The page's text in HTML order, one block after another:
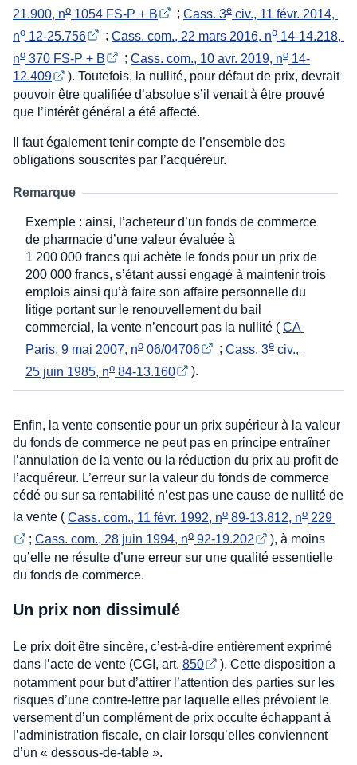
21.900, no 1054 FS-P + B ; Cass. 3e civ., 11 févr. 2014,
no 12-25.756 ; Cass. com., 22 mars 2016, no 14-14.218,
no 370 FS-P + B ; Cass. com., 10 avr. 2019, no 14-
12.409
). Toutefois, la nullité, pour défaut de prix, devrait
pouvoir être qualifiée d’absolue s’il venait à être prouvé
que l’intérêt général a été affecté.
Il faut également tenir compte de l’ensemble des
obligations souscrites par l’acquéreur.
Remarque
Exemple : ainsi, l’acheteur d’un fonds de commerce
de pharmacie d’une valeur évaluée à
1 200 000 francs qui achète le fonds pour un prix de
200 000 francs, s’étant aussi engagé à maintenir trois
emplois ainsi qu’à faire son affaire personnelle du
litige portant sur le renouvellement du bail
commercial, la vente n’encourt pas la nullité ( CA
Paris, 9 mai 2007, no 06/04706 ; Cass. 3e civ.,
25 juin 1985, no 84-13.160 ).
Enfin, la vente consentie pour un prix supérieur à la valeur
du fonds de commerce ne peut pas en principe entraîner
l’annulation de la vente ou la réduction du prix au profit de
l’acquéreur. L’erreur sur la valeur du fonds de commerce
cédé ou sur sa rentabilité n’est pas une cause de nullité de
la vente ( Cass. com., 11 févr. 1992, no 89-13.812, no 229
; Cass. com., 28 juin 1994, no 92-19.202
), à moins
qu’elle ne résulte d’une erreur sur une qualité essentielle
du fonds de commerce.
Un prix non dissimulé
Le prix doit être sincère, c’est-à-dire entièrement exprimé
dans l’acte de vente (CGI, art. 850
). Cette disposition a
notamment pour but d’attirer l’attention des parties sur les
risques d’une contre-lettre par laquelle elles prévoient le
versement d’un complément de prix occulte échappant à
l’administration fiscale, en clair lorsqu’elles conviennent
d’un « dessous-de-table ».